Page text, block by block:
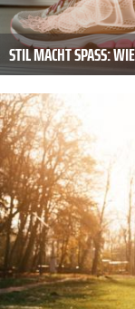
STIL MACHT SPASS: